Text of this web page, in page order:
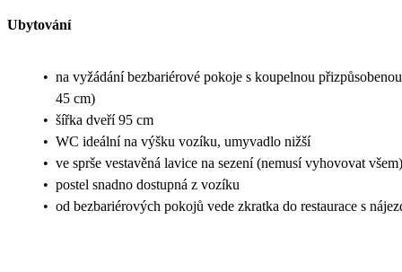
Ubytování
• na vyžádání bezbariérové pokoje s koupelnou
45 cm)
• šířka dveří 95 cm
• WC ideální na výšku vozíku, umyvadlo nižší
• ve sprše vestavěná lavice na sezení (nemusí vyhovovat všem)
• postel snadno dostupná z vozíku
• od bezbariérových pokojů vede zkratka do restaurace s